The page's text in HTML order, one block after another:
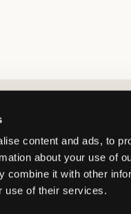
content and ads, to
about your use of
combine it with other
use of their services.